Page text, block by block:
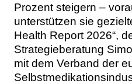
Prozent steigern –
unterstützen sie
Health Report 2026“,
Strategieberatung
mit dem Verband der